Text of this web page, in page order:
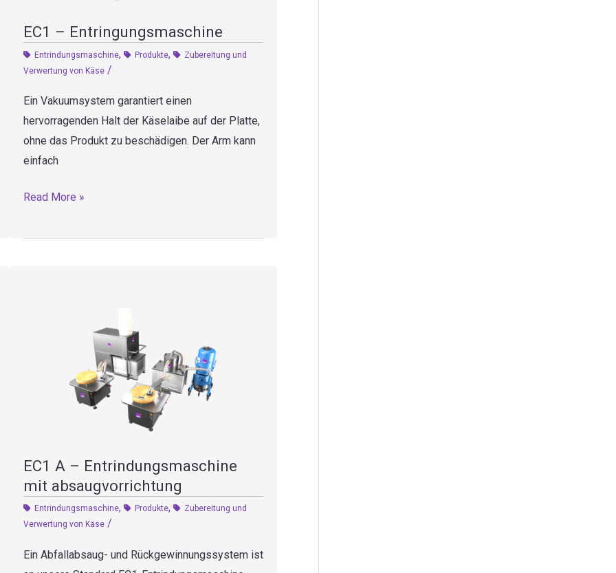
EC1 – Entringungsmaschine
Entrindungsmaschine, Produkte,
Zubereitung und
Verwertung von Käse/
Ein Vakuumsystem garantiert einen
hervorragenden Halt der Käselaibe auf der Platte,
ohne das Produkt zu beschädigen. Der Arm kann
einfach
EC1
Entringungsmaschine
Read More »
EC1 A – Entrindungsmaschine
mit absaugvorrichtung
Entrindungsmaschine, Produkte,
Zubereitung und
Verwertung von Käse/
Ein Abfallabsaug- und Rückgewinnungssystem ist